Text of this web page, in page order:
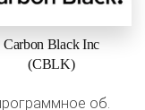
Carbon Black Inc
(CBLK)
об.